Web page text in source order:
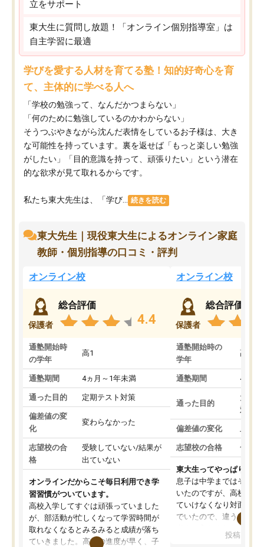
立をサポート
東大生に質問し放題！「オンライン個別指導室」は
自主学習に最適
学びを愛する人材を育てる塾！知的好奇心を育
て、主体的に学べる人へ
「学校の勉強って、なんだかつまらない」
「何のために勉強しているのかわからない」
そうつぶやきながら沈んだ表情をしているお子様は、大き
な可能性を持っています。裏を返せば「もっと楽しい勉強
がしたい」「目的意識を持って、頑張りたい」という潜在
的な欲求が見て取れるからです。
私たち東大先生は、「学び... 続きを読む
東大先生｜現役東大生によるオンライン家庭
教師・個別指導の口コミ・評判
オンライン校
保護者
総合評価
4.4
通塾開始時
の学年
高1
通塾期間 4ヵ月～1年未満
通った目的 定期テスト対策
偏差値の変
化
変わらなかった
志望校の合
格
受験していない/結果が
出ていない
オンラインだからこそ毎日利用でき学
習習慣がついています。
高校入学してすぐは頑張っていました
が、部活動が忙しくなって学習時間が
取れなくなるとみるみると成績が落ち
ていきました。高校の進度が早く、子
オンライン校
保護者
総合評価
通塾開始時の
学年
高3
通塾期間 4ヵ月
通った目的
大学
対策
偏差値の変化 上が
志望校の合格 合格
東大生ってやっぱりすご
息子は中学まではそこそ
いたのですが、高校に入
ていけなくなり対面の塾
でいたので、違うアプロ
で、当初は模試でD判定
投稿日：